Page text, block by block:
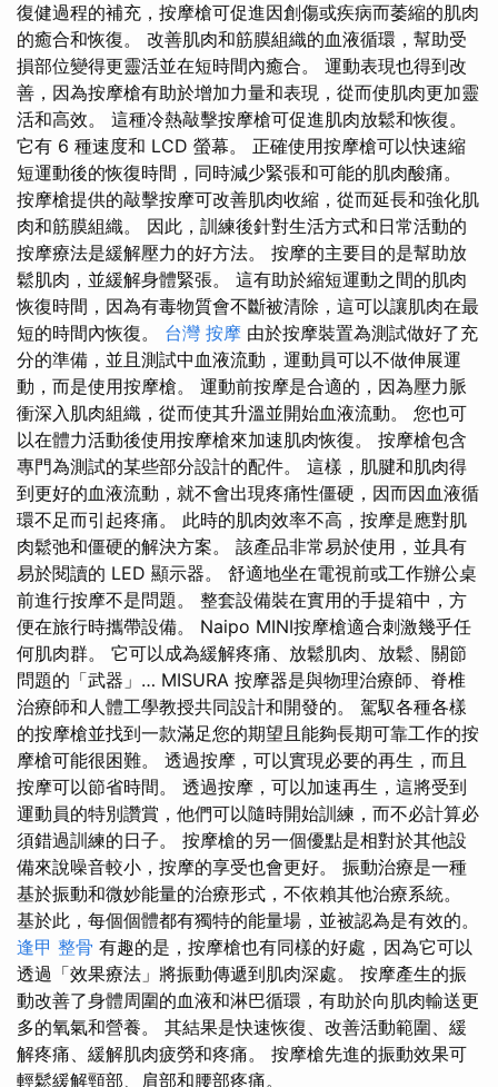
復健過程的補充，按摩槍可促進因創傷或疾病而萎縮的肌肉
的癒合和恢復。 改善肌肉和筋膜組織的血液循環，幫助受
損部位變得更靈活並在短時間內癒合。 運動表現也得到改
善，因為按摩槍有助於增加力量和表現，從而使肌肉更加靈
活和高效。 這種冷熱敲擊按摩槍可促進肌肉放鬆和恢復。
它有 6 種速度和 LCD 螢幕。 正確使用按摩槍可以快速縮
短運動後的恢復時間，同時減少緊張和可能的肌肉酸痛。
按摩槍提供的敲擊按摩可改善肌肉收縮，從而延長和強化肌
肉和筋膜組織。 因此，訓練後針對生活方式和日常活動的
按摩療法是緩解壓力的好方法。 按摩的主要目的是幫助放
鬆肌肉，並緩解身體緊張。 這有助於縮短運動之間的肌肉
恢復時間，因為有毒物質會不斷被清除，這可以讓肌肉在最
短的時間內恢復。 台灣 按摩 由於按摩裝置為測試做好了充
分的準備，並且測試中血液流動，運動員可以不做伸展運
動，而是使用按摩槍。 運動前按摩是合適的，因為壓力脈
衝深入肌肉組織，從而使其升溫並開始血液流動。 您也可
以在體力活動後使用按摩槍來加速肌肉恢復。 按摩槍包含
專門為測試的某些部分設計的配件。 這樣，肌腱和肌肉得
到更好的血液流動，就不會出現疼痛性僵硬，因而因血液循
環不足而引起疼痛。 此時的肌肉效率不高，按摩是應對肌
肉鬆弛和僵硬的解決方案。 該產品非常易於使用，並具有
易於閱讀的 LED 顯示器。 舒適地坐在電視前或工作辦公桌
前進行按摩不是問題。 整套設備裝在實用的手提箱中，方
便在旅行時攜帶設備。 Naipo MINI按摩槍適合刺激幾乎任
何肌肉群。 它可以成為緩解疼痛、放鬆肌肉、放鬆、關節
問題的「武器」… MISURA 按摩器是與物理治療師、脊椎
治療師和人體工學教授共同設計和開發的。 駕馭各種各樣
的按摩槍並找到一款滿足您的期望且能夠長期可靠工作的按
摩槍可能很困難。 透過按摩，可以實現必要的再生，而且
按摩可以節省時間。 透過按摩，可以加速再生，這將受到
運動員的特別讚賞，他們可以隨時開始訓練，而不必計算必
須錯過訓練的日子。 按摩槍的另一個優點是相對於其他設
備來說噪音較小，按摩的享受也會更好。 振動治療是一種
基於振動和微妙能量的治療形式，不依賴其他治療系統。
基於此，每個個體都有獨特的能量場，並被認為是有效的。
逢甲 整骨 有趣的是，按摩槍也有同樣的好處，因為它可以
透過「效果療法」將振動傳遞到肌肉深處。 按摩產生的振
動改善了身體周圍的血液和淋巴循環，有助於向肌肉輸送更
多的氧氣和營養。 其結果是快速恢復、改善活動範圍、緩
解疼痛、緩解肌肉疲勞和疼痛。 按摩槍先進的振動效果可
輕鬆緩解頸部、肩部和腰部疼痛。